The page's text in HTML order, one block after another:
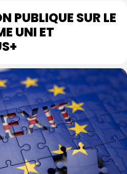
PUBLIQUE SUR LE
UNI ET